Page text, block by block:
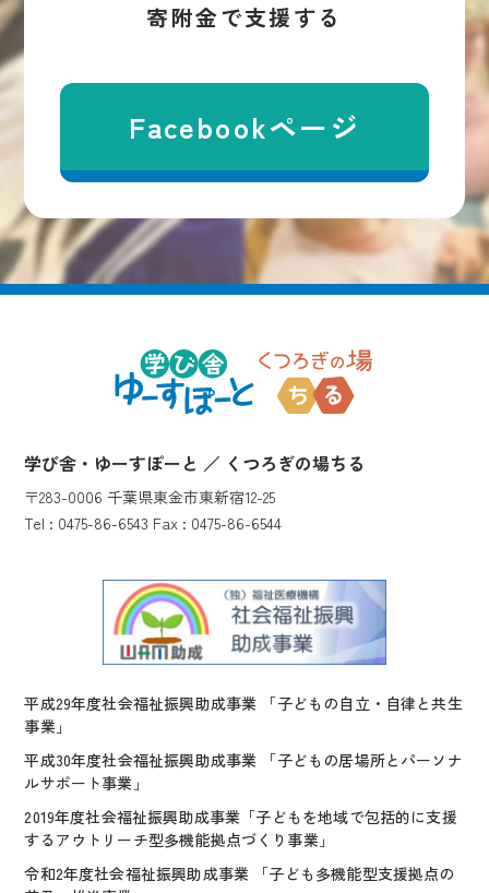
寄附金で支援する
Facebookページ
学び舎・ゆーすぽーと ／ くつろぎの場ちる
〒283-0006 千葉県東金市東新宿12-25
Tel : 0475-86-6543 Fax : 0475-86-6544
平成29年度社会福祉振興助成事業 「子どもの自立・自律と共生
事業」
平成30年度社会福祉振興助成事業 「子どもの居場所とパーソナ
ルサポート事業」
2019年度社会福祉振興助成事業「子どもを地域で包括的に支援
するアウトリーチ型多機能拠点づくり事業」
令和2年度社会福祉振興助成事業 「子ども多機能型支援拠点の